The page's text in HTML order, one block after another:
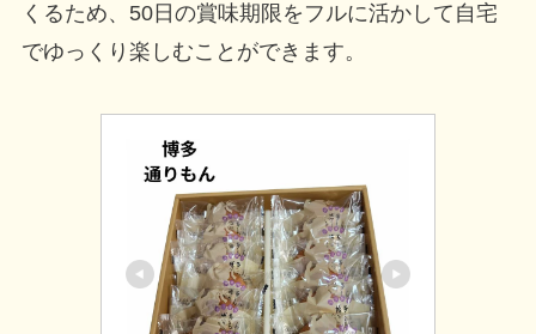
くるため、50日の賞味期限をフルに活かして自宅
でゆっくり楽しむことができます。